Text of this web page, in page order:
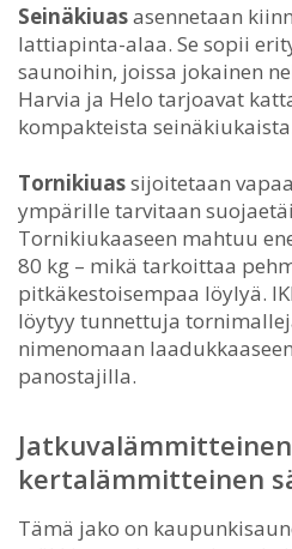
Seinäkiuasasennetaan
lattiapinta-alaa. Se sopii
saunoihin, joissa jokainen
Harvia ja Helo tarjoavat
kompakteista
Tornikiuassijoitetaan
ympärille tarvitaan
Tornikiukaaseen mahtuu
80 kg – mikä tarkoittaa
pitkäkestoisempaa löylyä.
löytyy tunnettuja
nimenomaan
panostajilla.
kertalämmitteinen
Tämä jako on